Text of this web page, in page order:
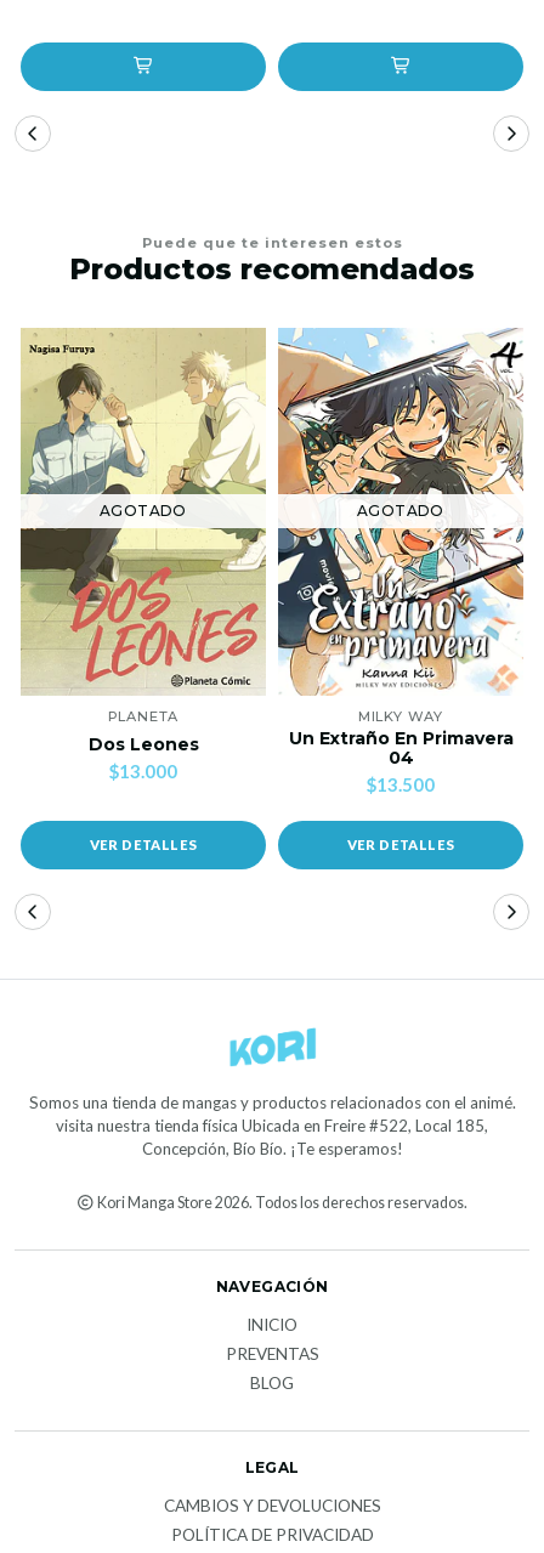
Puede que te interesen estos
Productos recomendados
AGOTADO
PLANETA
Dos Leones
$13.000
VER DETALLES
AGOTADO
MILKY WAY
Un Extraño En Primavera
04
$13.500
VER DETALLES
Somos una tienda de mangas y productos relacionados con el animé.
visita nuestra tienda física Ubicada en Freire #522, Local 185,
Concepción, Bío Bío. ¡Te esperamos!
Kori Manga Store 2026. Todos los derechos reservados.
NAVEGACIÓN
INICIO
PREVENTAS
BLOG
LEGAL
CAMBIOS Y DEVOLUCIONES
POLÍTICA DE PRIVACIDAD